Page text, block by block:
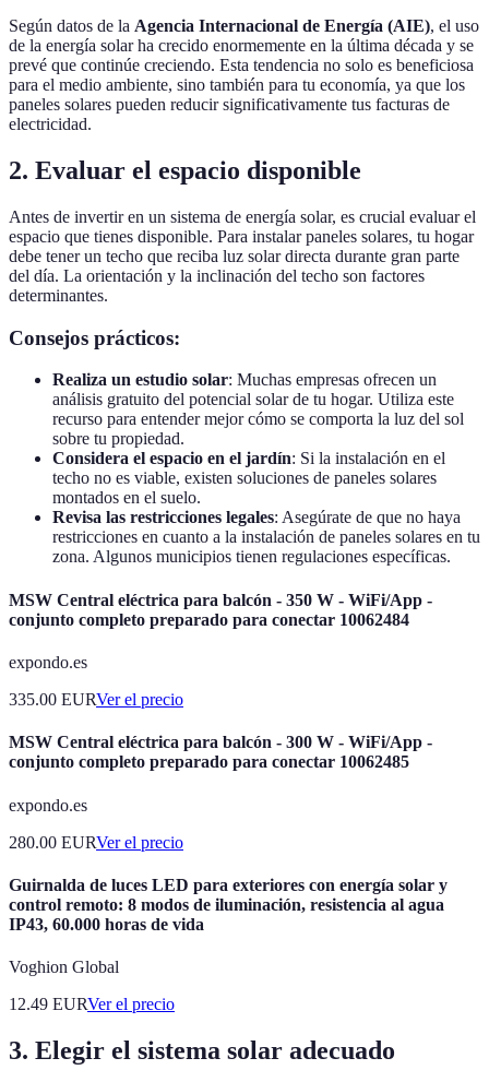
Según datos de la Agencia Internacional de Energía (AIE), el uso
de la energía solar ha crecido enormemente en la última década y se
prevé que continúe creciendo. Esta tendencia no solo es beneficiosa
para el medio ambiente, sino también para tu economía, ya que los
paneles solares pueden reducir significativamente tus facturas de
electricidad.
2. Evaluar el espacio disponible
Antes de invertir en un sistema de energía solar, es crucial evaluar el
espacio que tienes disponible. Para instalar paneles solares, tu hogar
debe tener un techo que reciba luz solar directa durante gran parte
del día. La orientación y la inclinación del techo son factores
determinantes.
Consejos prácticos:
Realiza un estudio solar: Muchas empresas ofrecen un
análisis gratuito del potencial solar de tu hogar. Utiliza este
recurso para entender mejor cómo se comporta la luz del sol
sobre tu propiedad.
Considera el espacio en el jardín: Si la instalación en el
techo no es viable, existen soluciones de paneles solares
montados en el suelo.
Revisa las restricciones legales: Asegúrate de que no haya
restricciones en cuanto a la instalación de paneles solares en tu
zona. Algunos municipios tienen regulaciones específicas.
MSW Central eléctrica para balcón - 350 W - WiFi/App -
conjunto completo preparado para conectar 10062484
expondo.es
335.00 EURVer el precio
MSW Central eléctrica para balcón - 300 W - WiFi/App -
conjunto completo preparado para conectar 10062485
expondo.es
280.00 EURVer el precio
Guirnalda de luces LED para exteriores con energía solar y
control remoto: 8 modos de iluminación, resistencia al agua
IP43, 60.000 horas de vida
Voghion Global
12.49 EURVer el precio
3. Elegir el sistema solar adecuado